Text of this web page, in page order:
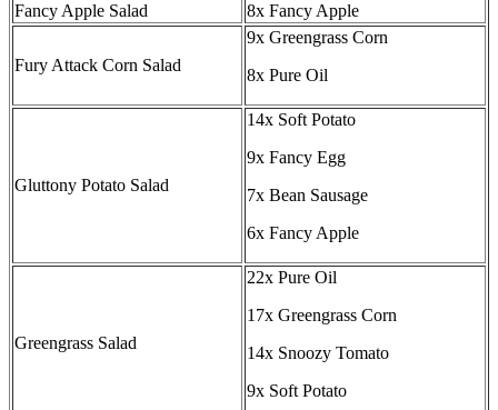
Fancy Apple Salad 8x Fancy Apple
Fury Attack Corn Salad
9x Greengrass Corn
8x Pure Oil
Gluttony Potato Salad
14x Soft Potato
9x Fancy Egg
7x Bean Sausage
6x Fancy Apple
Greengrass Salad
22x Pure Oil
17x Greengrass Corn
14x Snoozy Tomato
9x Soft Potato